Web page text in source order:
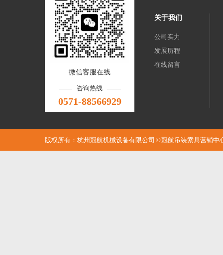
微信客服在线
咨询热线
0571-88566929
关于我们
公司实力
发展历程
在线留言
版权所有：杭州冠航机械设备有限公司 © 冠航吊装索具营销中